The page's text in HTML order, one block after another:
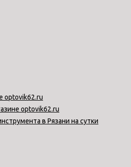
optovik62.ru
optovik62.ru
в Рязани на сутки